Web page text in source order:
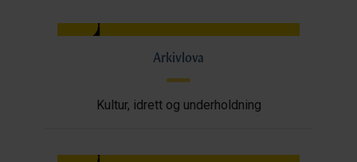
Arkivlova
Kultur, idrett og underholdning